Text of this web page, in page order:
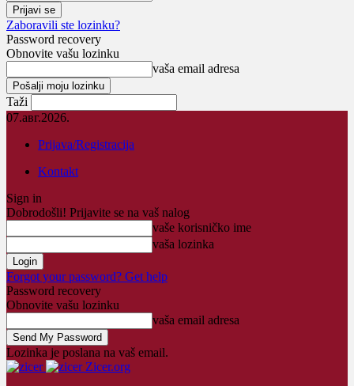
Zaboravili ste lozinku?
Password recovery
Obnovite vašu lozinku
vaša email adresa
Taži
07.авг.2026.
Prijava/Registracija
Kontakt
Sign in
Dobrodošli! Prijavite se na vaš nalog
vaše korisničko ime
vaša lozinka
Forgot your password? Get help
Password recovery
Obnovite vašu lozinku
vaša email adresa
Lozinka je poslana na vaš email.
Zicer.org